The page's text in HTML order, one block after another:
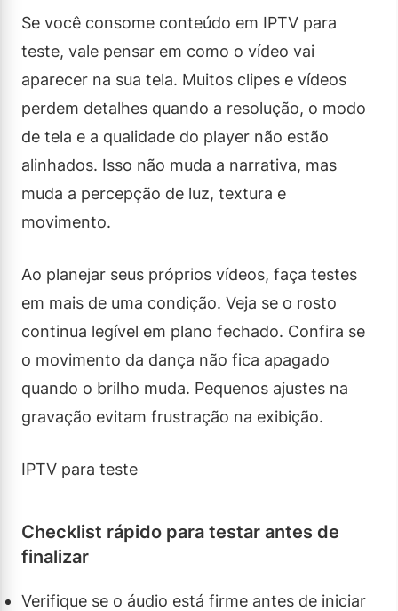
Se você consome conteúdo em IPTV para
teste, vale pensar em como o vídeo vai
aparecer na sua tela. Muitos clipes e vídeos
perdem detalhes quando a resolução, o modo
de tela e a qualidade do player não estão
alinhados. Isso não muda a narrativa, mas
muda a percepção de luz, textura e
movimento.
Ao planejar seus próprios vídeos, faça testes
em mais de uma condição. Veja se o rosto
continua legível em plano fechado. Confira se
o movimento da dança não fica apagado
quando o brilho muda. Pequenos ajustes na
gravação evitam frustração na exibição.
IPTV para teste
Checklist rápido para testar antes de
finalizar
Verifique se o áudio está firme antes de iniciar